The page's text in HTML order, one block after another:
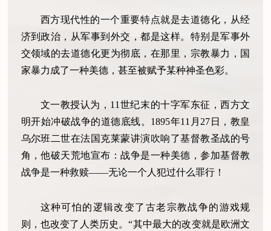
西方现代性的一个重要特点就是去道德化，从经
济到政治，从军事到外交，都是这样。特别是军事外
交领域的去道德化更为彻底，在那里，宗教暴力，国
家暴力成了一种美德，甚至被赋予某种神圣色彩。
文一教授认为， 11世纪末的十字军东征，西方文
明开始冲破战争的道德底线。1895年11月27日，教皇
乌尔班二世在法国克莱蒙讲演吹响了基督教圣战的号
角，他破天荒地宣布：战争是一种美德，参加基督教
战争是一种救赎——无论一个人犯过什么罪行！
这种可怕的逻辑改变了古老宗教战争的游戏规
则，也改变了人类历史。“其中最大的改变就是欧洲文